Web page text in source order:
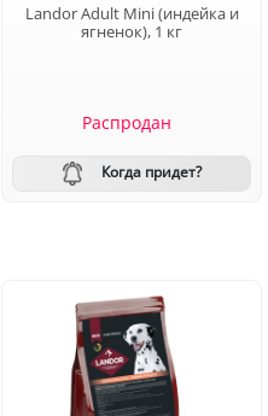
Landor Adult Mini (индейка и
ягненок), 1 кг
Распродан
Когда придет?